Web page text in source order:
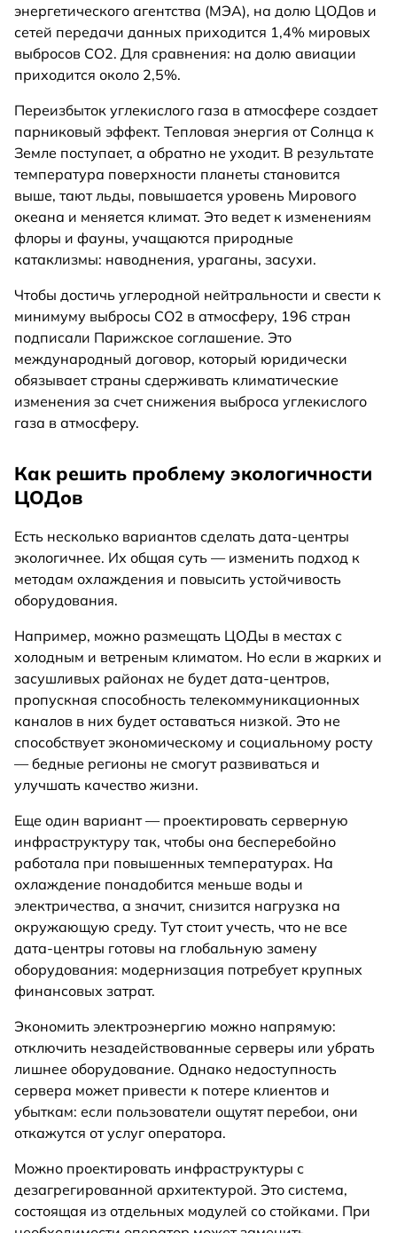
энергетического агентства (МЭА), на долю ЦОДов и
сетей передачи данных приходится 1,4% мировых
выбросов CO2. Для сравнения: на долю авиации
приходится около 2,5%.
Переизбыток углекислого газа в атмосфере создает
парниковый эффект. Тепловая энергия от Солнца к
Земле поступает, а обратно не уходит. В результате
температура поверхности планеты становится
выше, тают льды, повышается уровень Мирового
океана и меняется климат. Это ведет к изменениям
флоры и фауны, учащаются природные
катаклизмы: наводнения, ураганы, засухи.
Чтобы достичь углеродной нейтральности и свести к
минимуму выбросы СО2 в атмосферу, 196 стран
подписали Парижское соглашение. Это
международный договор, который юридически
обязывает страны сдерживать климатические
изменения за счет снижения выброса углекислого
газа в атмосферу.
Как решить проблему экологичности
ЦОДов
Есть несколько вариантов сделать дата-центры
экологичнее. Их общая суть — изменить подход к
методам охлаждения и повысить устойчивость
оборудования.
Например, можно размещать ЦОДы в местах с
холодным и ветреным климатом. Но если в жарких и
засушливых районах не будет дата-центров,
пропускная способность телекоммуникационных
каналов в них будет оставаться низкой. Это не
способствует экономическому и социальному росту
— бедные регионы не смогут развиваться и
улучшать качество жизни.
Еще один вариант — проектировать серверную
инфраструктуру так, чтобы она бесперебойно
работала при повышенных температурах. На
охлаждение понадобится меньше воды и
электричества, а значит, снизится нагрузка на
окружающую среду. Тут стоит учесть, что не все
дата-центры готовы на глобальную замену
оборудования: модернизация потребует крупных
финансовых затрат.
Экономить электроэнергию можно напрямую:
отключить незадействованные серверы или убрать
лишнее оборудование. Однако недоступность
сервера может привести к потере клиентов и
убыткам: если пользователи ощутят перебои, они
откажутся от услуг оператора.
Можно проектировать инфраструктуры с
дезагрегированной архитектурой. Это система,
состоящая из отдельных модулей со стойками. При